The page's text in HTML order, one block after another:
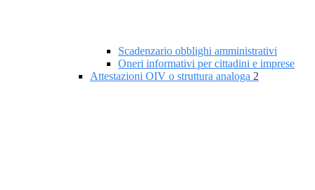
Scadenzario obblighi amministrativi
Oneri informativi per cittadini e imprese
Attestazioni OIV o struttura analoga 2